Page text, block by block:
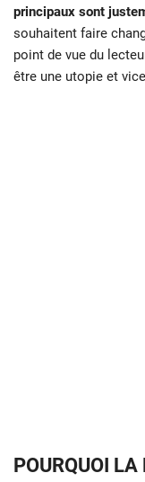
principaux sont
souhaitent faire
point de vue du
être une utopie et
POURQUOI